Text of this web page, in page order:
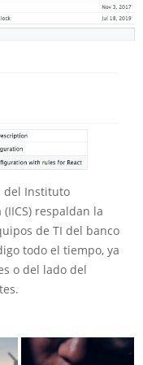
del Instituto
respaldan la
de TI del banco
todo el tiempo, ya
o del lado del